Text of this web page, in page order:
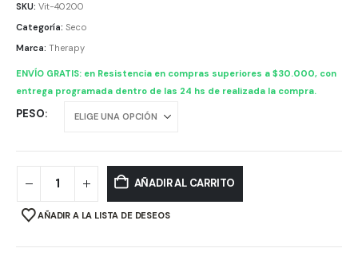
SKU: Vit-40200
Categoría: Seco
Marca: Therapy
ENVÍO GRATIS: en Resistencia en compras superiores a $30.000, con
entrega programada dentro de las 24 hs de realizada la compra.
PESO
AÑADIR AL CARRITO
AÑADIR A LA LISTA DE DESEOS